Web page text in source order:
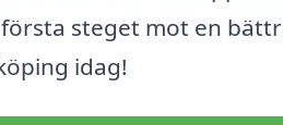
steget mot en
idag!